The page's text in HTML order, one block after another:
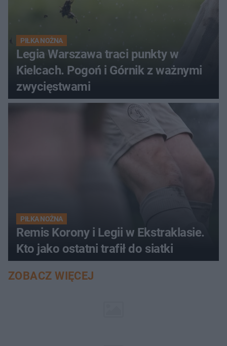
PIŁKA NOŻNA
Legia Warszawa traci punkty w
Kielcach. Pogoń i Górnik z ważnymi
zwycięstwami
PIŁKA NOŻNA
Remis Korony i Legii w Ekstraklasie.
Kto jako ostatni trafił do siatki
ZOBACZ WIĘCEJ